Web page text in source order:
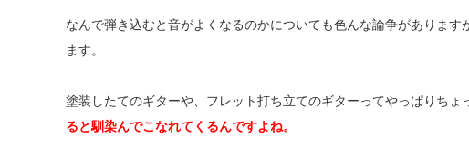
なんで弾き込むと音がよくなるのかについても色んな論争がありま
ます。
塗装したてのギターや、フレット打ち立てのギターってやっぱりちょ
ると馴染んでこなれてくるんですよね。